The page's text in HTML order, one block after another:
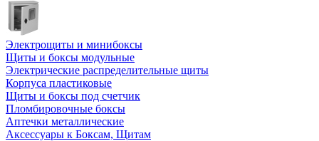
Электрощиты и минибоксы
Щиты и боксы модульные
Электрические распределительные щиты
Корпуса пластиковые
Щиты и боксы под счетчик
Пломбировочные боксы
Аптечки металлические
Аксессуары к Боксам, Щитам